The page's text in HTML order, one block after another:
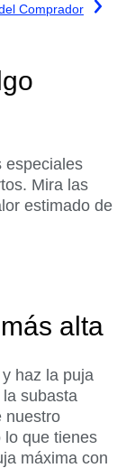
Comprador
especiales
Mira las
estimado de
alta
haz la puja
subasta
nuestro
lo que tienes
máxima con